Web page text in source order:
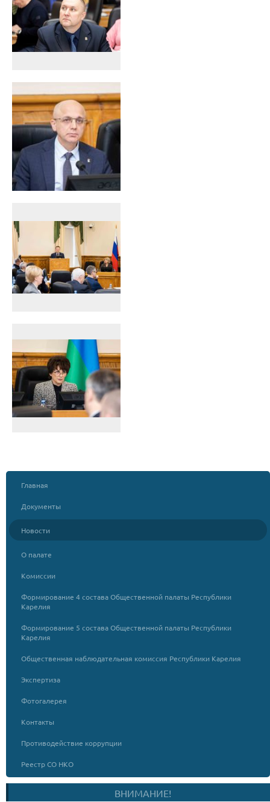
Главная
Документы
Новости
О палате
Комиссии
Формирование 4 состава Общественной палаты Республики
Карелия
Формирование 5 состава Общественной палаты Республики
Карелия
Общественная наблюдательная комиссия Республики Карелия
Экспертиза
Фотогалерея
Контакты
Противодействие коррупции
Реестр СО НКО
ВНИМАНИЕ!